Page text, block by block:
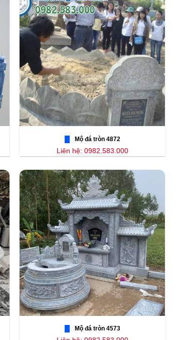
Mộ đá tròn 4872
Liên hệ: 0982.583.000
Mộ đá tròn 4573